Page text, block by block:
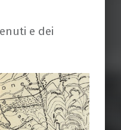
e dei